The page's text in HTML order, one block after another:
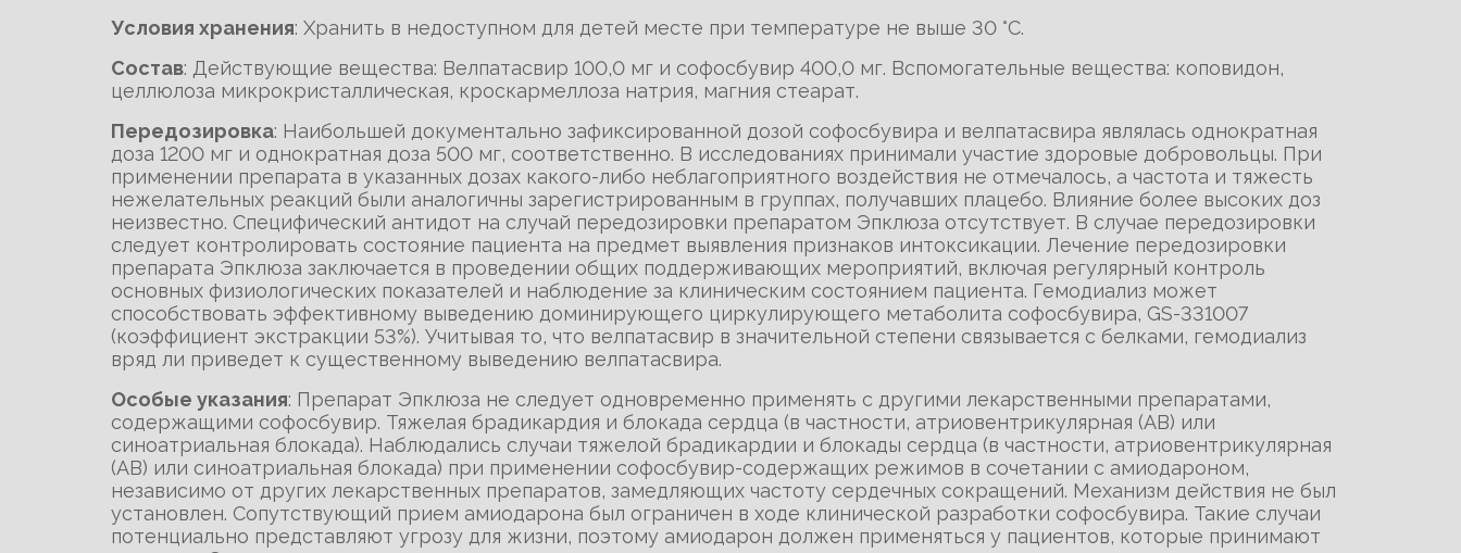
Условия хранения: Хранить в недоступном для детей месте при температуре не выше 30 °С.
Состав: Действующие вещества: Велпатасвир 100,0 мг и софосбувир 400,0 мг. Вспомогательные вещества: коповидон,
целлюлоза микрокристаллическая, кроскармеллоза натрия, магния стеарат.
Передозировка: Наибольшей документально зафиксированной дозой софосбувира и велпатасвира являлась однократная
доза 1200 мг и однократная доза 500 мг, соответственно. В исследованиях принимали участие здоровые добровольцы. При
применении препарата в указанных дозах какого-либо неблагоприятного воздействия не отмечалось, а частота и тяжесть
нежелательных реакций были аналогичны зарегистрированным в группах, получавших плацебо. Влияние более высоких доз
неизвестно. Специфический антидот на случай передозировки препаратом Эпклюза отсутствует. В случае передозировки
следует контролировать состояние пациента на предмет выявления признаков интоксикации. Лечение передозировки
препарата Эпклюза заключается в проведении общих поддерживающих мероприятий, включая регулярный контроль
основных физиологических показателей и наблюдение за клиническим состоянием пациента. Гемодиализ может
способствовать эффективному выведению доминирующего циркулирующего метаболита софосбувира, GS-331007
(коэффициент экстракции 53%). Учитывая то, что велпатасвир в значительной степени связывается с белками, гемодиализ
вряд ли приведет к существенному выведению велпатасвира.
Особые указания: Препарат Эпклюза не следует одновременно применять с другими лекарственными препаратами,
содержащими софосбувир. Тяжелая брадикардия и блокада сердца (в частности, атриовентрикулярная (АВ) или
синоатриальная блокада). Наблюдались случаи тяжелой брадикардии и блокады сердца (в частности, атриовентрикулярная
(АВ) или синоатриальная блокада) при применении софосбувир-содержащих режимов в сочетании с амиодароном,
независимо от других лекарственных препаратов, замедляющих частоту сердечных сокращений. Механизм действия не был
установлен. Сопутствующий прием амиодарона был ограничен в ходе клинической разработки софосбувира. Такие случаи
потенциально представляют угрозу для жизни, поэтому амиодарон должен применяться у пациентов, которые принимают